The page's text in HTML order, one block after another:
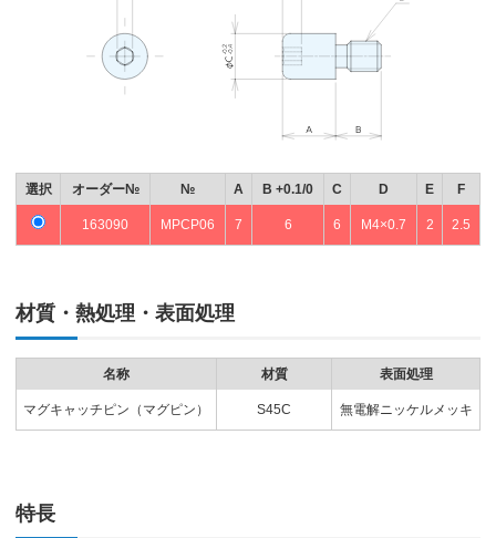
選択 オーダー№ № A B +0.1/0 C D E F
163090 MPCP06 7 6 6 M4×0.7 2 2.5
材質・熱処理・表面処理
名称 材質 表面処理
マグキャッチピン（マグピン） S45C 無電解ニッケルメッキ
特長